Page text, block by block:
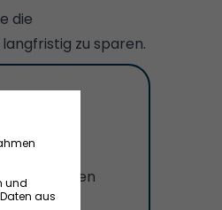
die
zu sparen.
deren